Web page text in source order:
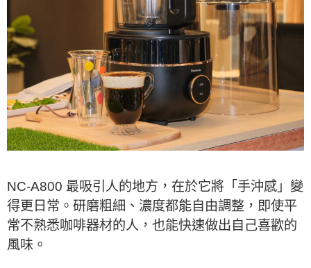
NC-A800 最吸引人的地方，在於它將「手沖感」變
得更日常。研磨粗細、濃度都能自由調整，即使平
常不熟悉咖啡器材的人，也能快速做出自己喜歡的
風味。